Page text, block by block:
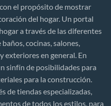
el propósito de mostrar
del hogar. Un portal
a través de las diferentes
cocinas, salones,
exteriores en general. En
sinfín de posibilidades para
para la construcción.
de tiendas especializadas,
de todos los estilos, para